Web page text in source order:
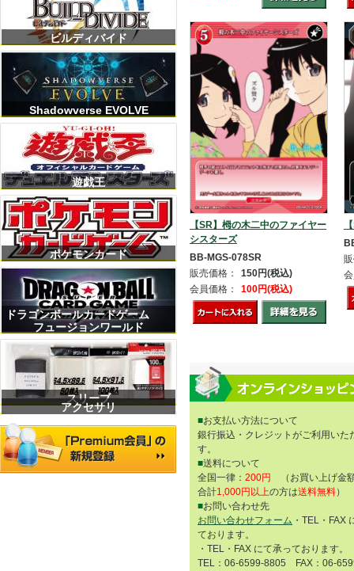
【SR】栂の木二中のファイヤー
シスターズ
BB-MGS-078SR
販売価格：
150円(税込)
会員価格：
100円(税込)
■お支払い方法について
銀行振込・クレジットがご利用いた
す。
■送料について
全国一律： 200円
（お買い上げ金
合計1,000円以上の方は送料無料）
■お問い合わせ先
お問い合わせフォーム ・TEL・FAX
ております。
・TEL・FAX にて承っております。
TEL：06-6599-8805 FAX：06-
ビルディバイド
Shadowverse EVOLVE
遊戯王
ポケモンカード
ドラゴンボールカードゲーム
フュージョンワールド
スリーブ
アクセサリ